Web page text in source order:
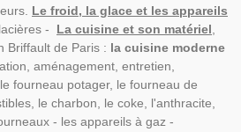
Le froid, la glace et les appareils
- La cuisine et son matériel
Briffault de Paris : la cuisine moderne
aménagement, entretien,
fourneau potager, le fourneau de
le charbon, le coke, l'anthracite,
- les appareils à gaz -